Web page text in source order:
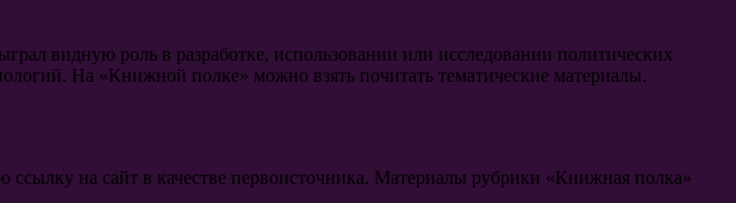
видную роль в разработке, использовании или исследовании политических
На «Книжной полке» можно взять почитать тематические материалы.
ссылку на сайт в качестве первоисточника. Материалы рубрики «Книжная полка»